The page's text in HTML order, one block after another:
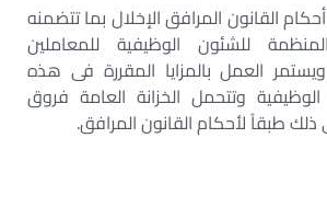
القانون المرافق الإخلال بما تتضمنه
للشئون الوظيفية للمعاملين
ويستمر العمل بالمزايا المقررة فى هذه
الوظيفية وتتحمل الخزانة العامة فروق
ذلك طبقاً لأحكام القانون المرافق.